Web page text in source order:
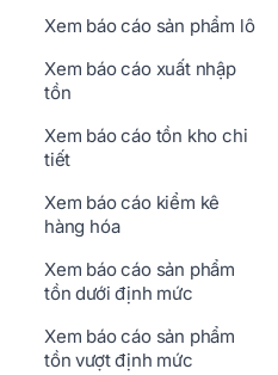
Xem báo cáo sản phẩm lô
Xem báo cáo xuất nhập
tồn
Xem báo cáo tồn kho chi
tiết
Xem báo cáo kiểm kê
hàng hóa
Xem báo cáo sản phẩm
tồn dưới định mức
Xem báo cáo sản phẩm
tồn vượt định mức